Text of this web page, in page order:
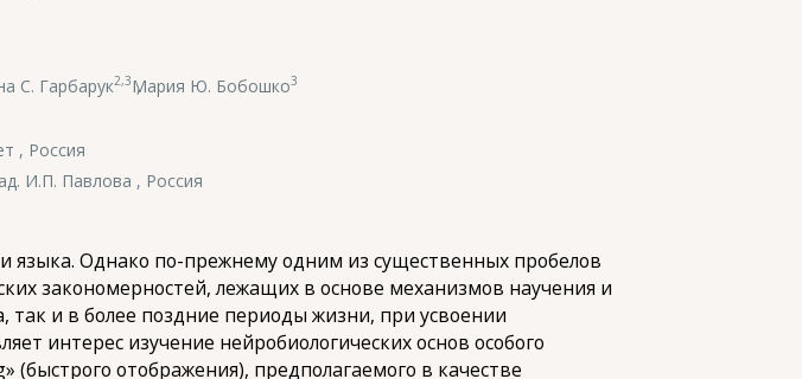
С. Гарбарук2,3,
Мария Ю. Бобошко3
, Россия
И.П. Павлова , Россия
языка. Однако по-прежнему одним из существенных пробелов
закономерностей, лежащих в основе механизмов научения и
так и в более поздние периоды жизни, при усвоении
интерес изучение нейробиологических основ особого
(быстрого отображения), предполагаемого в качестве